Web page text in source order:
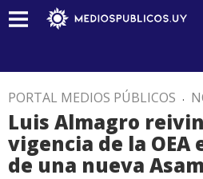
PORTAL MEDIOS PÚBLICOS .
Luis Almagro
vigencia de la OEA
de una nueva